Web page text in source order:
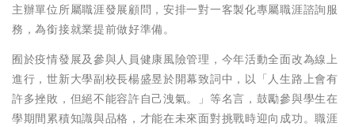
主辦單位所屬職涯發展顧問，安排一對一客製化專屬職涯諮詢服
務，為銜接就業提前做好準備。
囿於疫情發展及參與人員健康風險管理，今年活動全面改為線上
進行，世新大學副校長楊盛昱於開幕致詞中，以「人生路上會有
許多挫敗，但絕不能容許自己洩氣。」等名言，鼓勵參與學生在
學期間累積知識與品格，才能在未來面對挑戰時迎向成功。職涯